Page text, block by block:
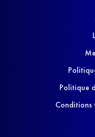
Politique
Conditions